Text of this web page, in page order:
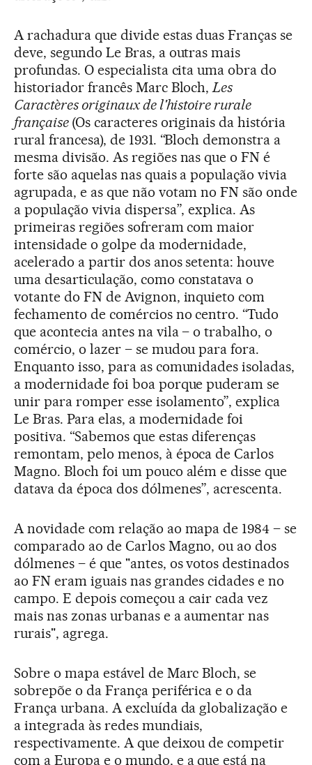
A rachadura que divide estas duas Franças se
deve, segundo Le Bras, a outras mais
profundas. O especialista cita uma obra do
historiador francês Marc Bloch,Les
Caractères originaux de l'histoire rurale
française (Os caracteres originais da história
rural francesa), de 1931. “Bloch demonstra a
mesma divisão. As regiões nas que o FN é
forte são aquelas nas quais a população vivia
agrupada, e as que não votam no FN são onde
a população vivia dispersa”, explica. As
primeiras regiões sofreram com maior
intensidade o golpe da modernidade,
acelerado a partir dos anos setenta: houve
uma desarticulação, como constatava o
votante do FN de Avignon, inquieto com
fechamento de comércios no centro. “Tudo
que acontecia antes na vila – o trabalho, o
comércio, o lazer – se mudou para fora.
Enquanto isso, para as comunidades isoladas,
a modernidade foi boa porque puderam se
unir para romper esse isolamento”, explica
Le Bras. Para elas, a modernidade foi
positiva. “Sabemos que estas diferenças
remontam, pelo menos, à época de Carlos
Magno. Bloch foi um pouco além e disse que
datava da época dos dólmenes”, acrescenta.
A novidade com relação ao mapa de 1984 – se
comparado ao de Carlos Magno, ou ao dos
dólmenes – é que "antes, os votos destinados
ao FN eram iguais nas grandes cidades e no
campo. E depois começou a cair cada vez
mais nas zonas urbanas e a aumentar nas
rurais", agrega.
Sobre o mapa estável de Marc Bloch, se
sobrepõe o da França periférica e o da
França urbana. A excluída da globalização e
a integrada às redes mundiais,
respectivamente. A que deixou de competir
com a Europa e o mundo, e a que está na